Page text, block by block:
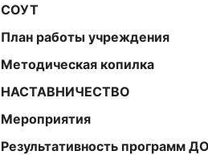
СОУТ
План работы учреждения
Методическая копилка
НАСТАВНИЧЕСТВО
Мероприятия
Результативность программ ДО